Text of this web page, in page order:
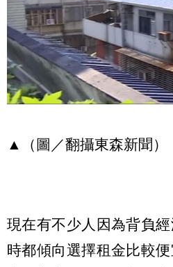
▲（圖／翻攝東森新聞）
現在有不少人因為背負
時都傾向選擇租金比較